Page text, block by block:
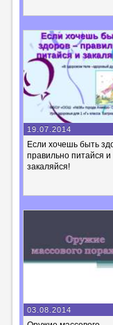
19.07.2014
Если хочешь быть
правильно питайся и
закаляйся!
03.08.2014